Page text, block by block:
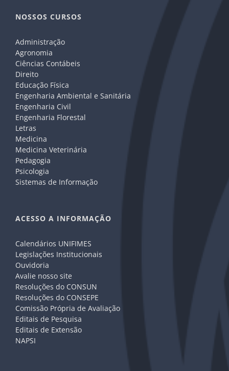
NOSSOS CURSOS
Administração
Agronomia
Ciências Contábeis
Direito
Educação Física
Engenharia Ambiental e Sanitária
Engenharia Civil
Engenharia Florestal
Letras
Medicina
Medicina Veterinária
Pedagogia
Psicologia
Sistemas de Informação
ACESSO A INFORMAÇÃO
Calendários UNIFIMES
Legislações Institucionais
Ouvidoria
Avalie nosso site
Resoluções do CONSUN
Resoluções do CONSEPE
Comissão Própria de Avaliação
Editais de Pesquisa
Editais de Extensão
NAPSI